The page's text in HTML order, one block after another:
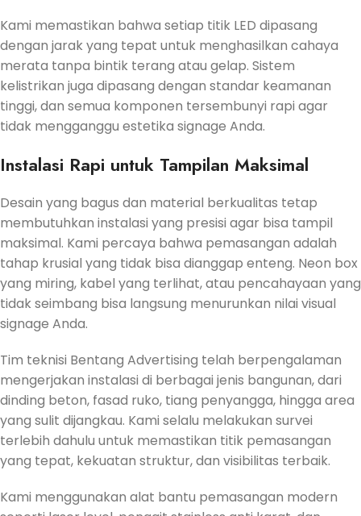
Kami memastikan bahwa setiap titik LED dipasang
dengan jarak yang tepat untuk menghasilkan cahaya
merata tanpa bintik terang atau gelap. Sistem
kelistrikan juga dipasang dengan standar keamanan
tinggi, dan semua komponen tersembunyi rapi agar
tidak mengganggu estetika signage Anda.
Instalasi Rapi untuk Tampilan Maksimal
Desain yang bagus dan material berkualitas tetap
membutuhkan instalasi yang presisi agar bisa tampil
maksimal. Kami percaya bahwa pemasangan adalah
tahap krusial yang tidak bisa dianggap enteng. Neon box
yang miring, kabel yang terlihat, atau pencahayaan yang
tidak seimbang bisa langsung menurunkan nilai visual
signage Anda.
Tim teknisi Bentang Advertising telah berpengalaman
mengerjakan instalasi di berbagai jenis bangunan, dari
dinding beton, fasad ruko, tiang penyangga, hingga area
yang sulit dijangkau. Kami selalu melakukan survei
terlebih dahulu untuk memastikan titik pemasangan
yang tepat, kekuatan struktur, dan visibilitas terbaik.
Kami menggunakan alat bantu pemasangan modern